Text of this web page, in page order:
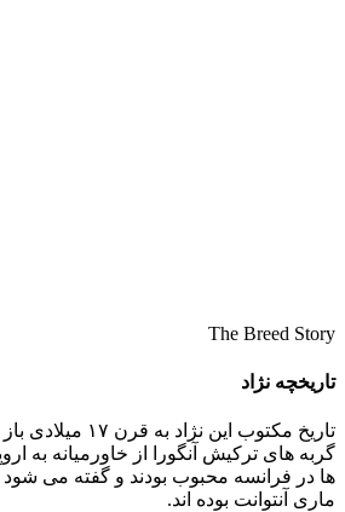
The Breed Story
تاریخچه نژاد
تاریخ مکتوب این
گربه‌ های ترکیش آنگورا از خاورمیانه به
ها در فرانسه محبوب بودند و گفته می‌
ماری آنتوانت بوده‌ اند.